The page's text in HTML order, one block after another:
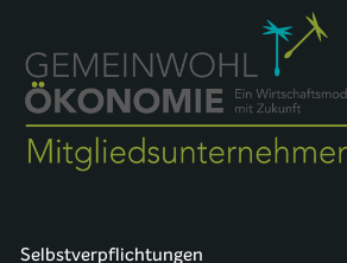
Selbstverpflichtungen